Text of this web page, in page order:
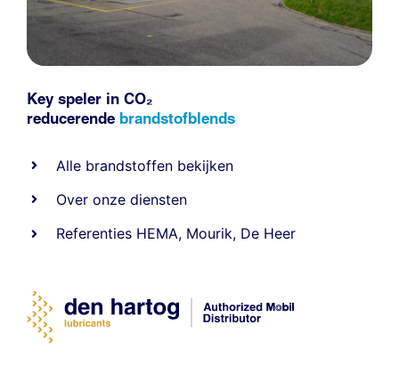
Key speler in CO₂
reducerende brandstofblends
Alle brandstoffen bekijken
Over onze diensten
Referenties HEMA, Mourik, De Heer